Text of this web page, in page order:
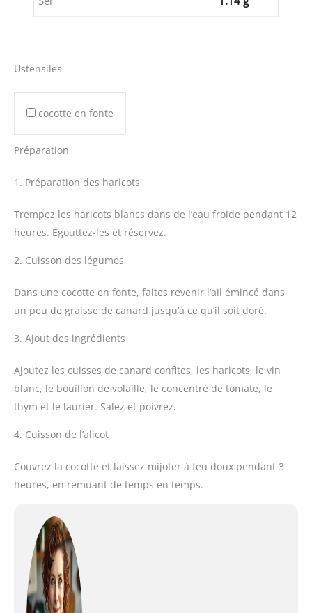
Ustensiles
cocotte en fonte
Préparation
1. Préparation des haricots
Trempez les haricots blancs dans de l’eau froide pendant 12
heures. Égouttez-les et réservez.
2. Cuisson des légumes
Dans une cocotte en fonte, faites revenir l’ail émincé dans
un peu de graisse de canard jusqu’à ce qu’il soit doré.
3. Ajout des ingrédients
Ajoutez les cuisses de canard confites, les haricots, le vin
blanc, le bouillon de volaille, le concentré de tomate, le
thym et le laurier. Salez et poivrez.
4. Cuisson de l’alicot
Couvrez la cocotte et laissez mijoter à feu doux pendant 3
heures, en remuant de temps en temps.